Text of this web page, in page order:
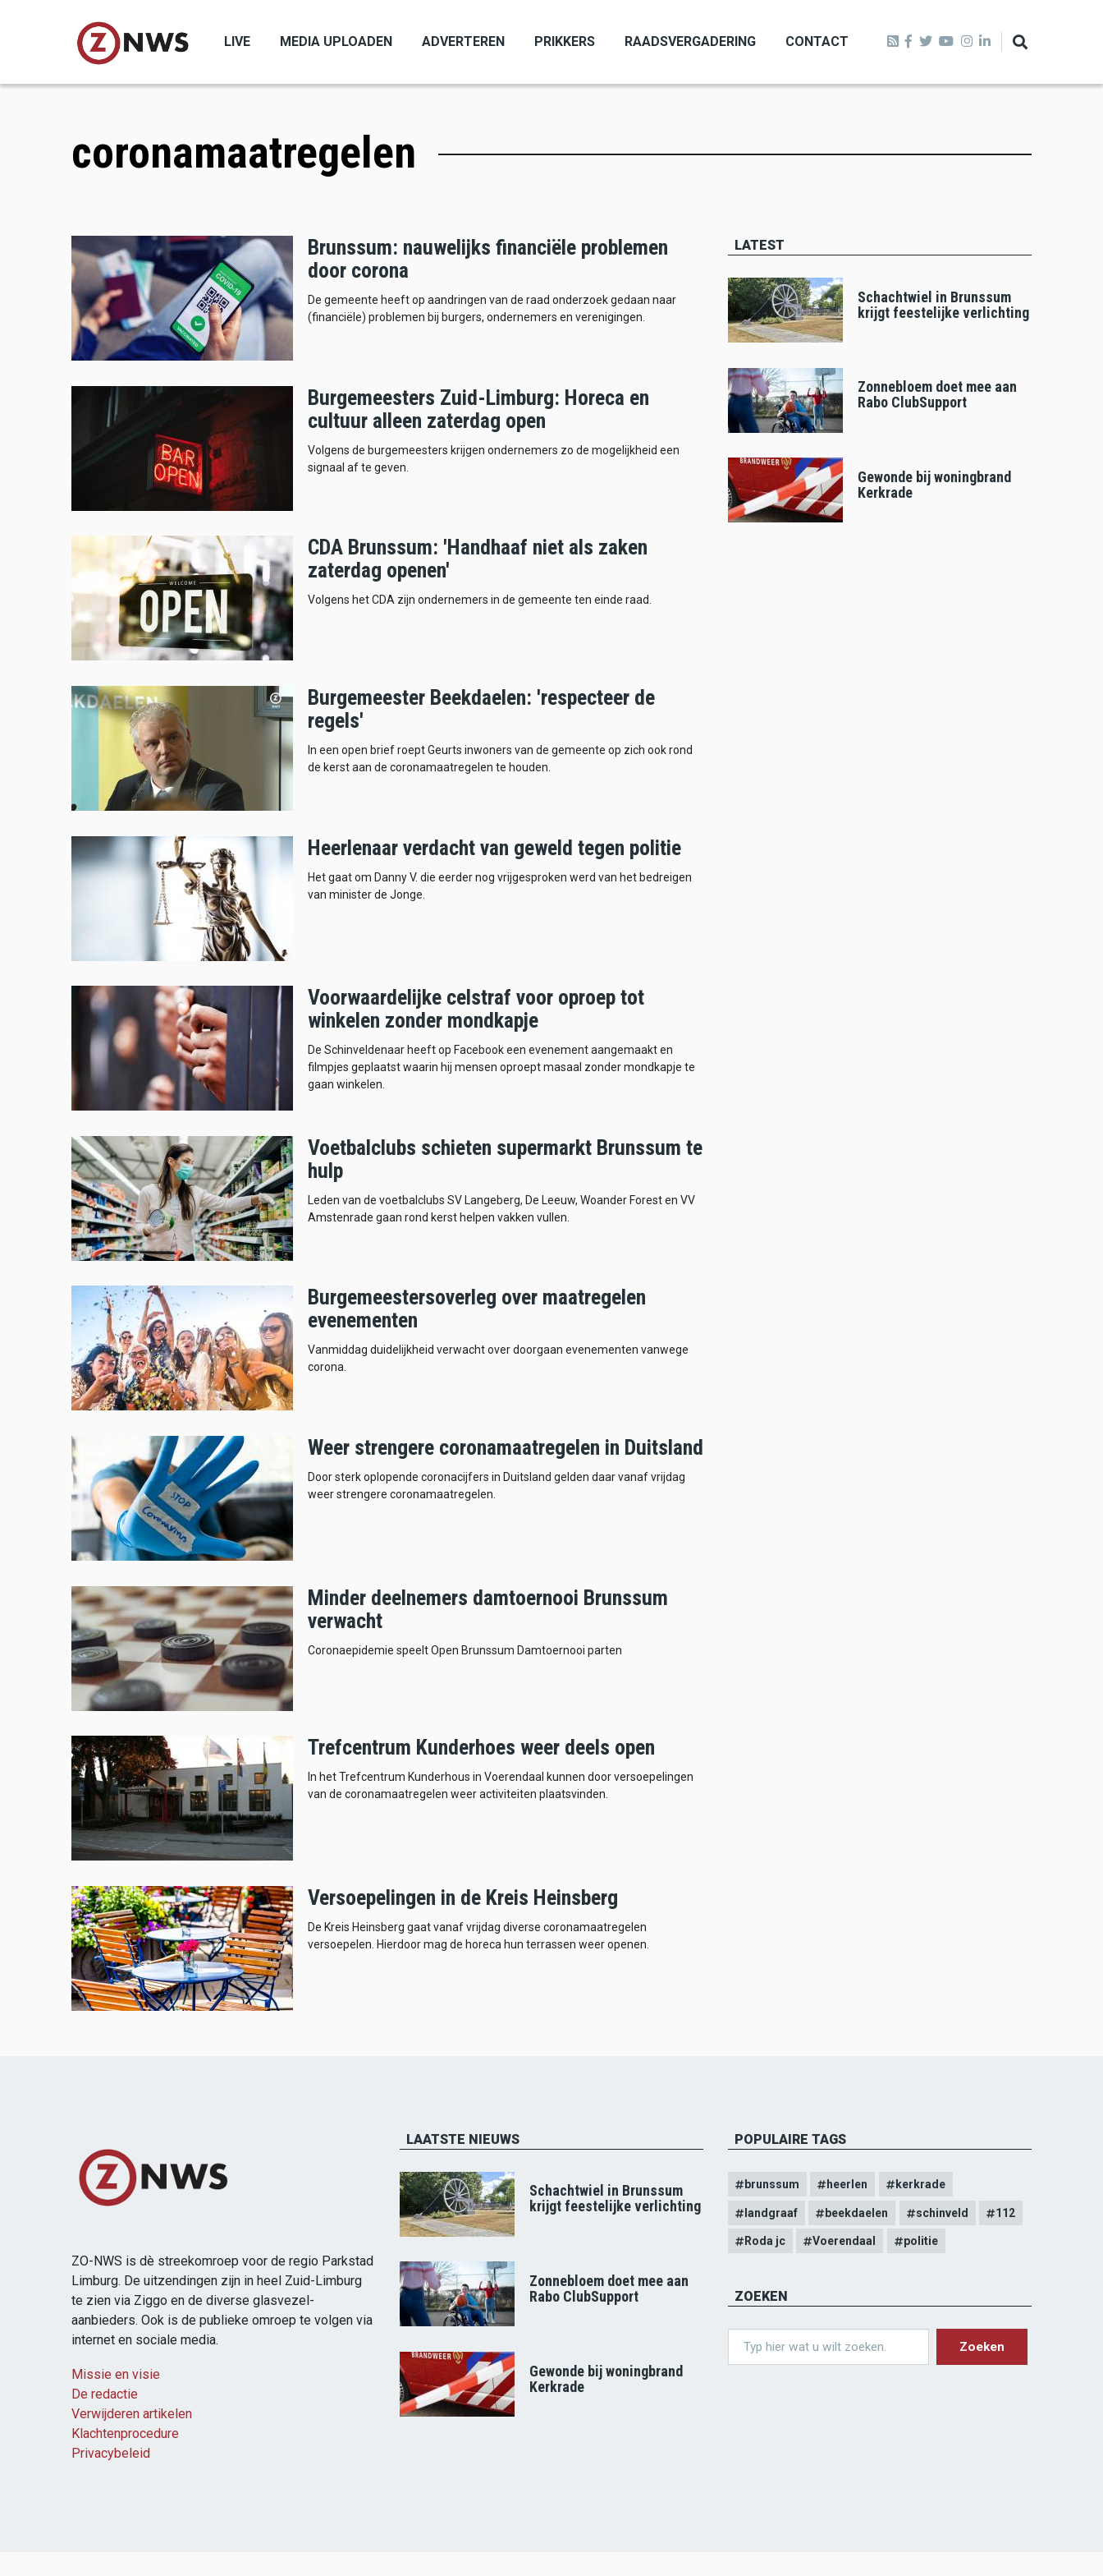
LIVE MEDIA UPLOADEN ADVERTEREN PRIKKERS RAADSVERGADERING CONTACT
coronamaatregelen
Brunssum: nauwelijks financiële problemen
door corona
De gemeente heeft op aandringen van de raad onderzoek gedaan naar
(financiële) problemen bij burgers, ondernemers en verenigingen.
Burgemeesters Zuid-Limburg: Horeca en
cultuur alleen zaterdag open
Volgens de burgemeesters krijgen ondernemers zo de mogelijkheid een
signaal af te geven.
CDA Brunssum: 'Handhaaf niet als zaken
zaterdag openen'
Volgens het CDA zijn ondernemers in de gemeente ten einde raad.
Burgemeester Beekdaelen: 'respecteer de
regels'
In een open brief roept Geurts inwoners van de gemeente op zich ook rond
de kerst aan de coronamaatregelen te houden.
Heerlenaar verdacht van geweld tegen politie
Het gaat om Danny V. die eerder nog vrijgesproken werd van het bedreigen
van minister de Jonge.
Voorwaardelijke celstraf voor oproep tot
winkelen zonder mondkapje
De Schinveldenaar heeft op Facebook een evenement aangemaakt en
filmpjes geplaatst waarin hij mensen oproept masaal zonder mondkapje te
gaan winkelen.
Voetbalclubs schieten supermarkt Brunssum te
hulp
Leden van de voetbalclubs SV Langeberg, De Leeuw, Woander Forest en VV
Amstenrade gaan rond kerst helpen vakken vullen.
Burgemeestersoverleg over maatregelen
evenementen
Vanmiddag duidelijkheid verwacht over doorgaan evenementen vanwege
corona.
Weer strengere coronamaatregelen in Duitsland
Door sterk oplopende coronacijfers in Duitsland gelden daar vanaf vrijdag
weer strengere coronamaatregelen.
Minder deelnemers damtoernooi Brunssum
verwacht
Coronaepidemie speelt Open Brunssum Damtoernooi parten
Trefcentrum Kunderhoes weer deels open
In het Trefcentrum Kunderhous in Voerendaal kunnen door versoepelingen
van de coronamaatregelen weer activiteiten plaatsvinden.
Versoepelingen in de Kreis Heinsberg
De Kreis Heinsberg gaat vanaf vrijdag diverse coronamaatregelen
versoepelen. Hierdoor mag de horeca hun terrassen weer openen.
LATEST
Schachtwiel in Brunssum
krijgt feestelijke verlichting
Zonnebloem doet mee aan
Rabo ClubSupport
Gewonde bij woningbrand
Kerkrade
ZO-NWS is dè streekomroep voor de regio Parkstad
Limburg. De uitzendingen zijn in heel Zuid-Limburg
te zien via Ziggo en de diverse glasvezel-
aanbieders. Ook is de publieke omroep te volgen via
internet en sociale media.
Missie en visie
De redactie
Verwijderen artikelen
Klachtenprocedure
Privacybeleid
LAATSTE NIEUWS
Schachtwiel in Brunssum
krijgt feestelijke verlichting
Zonnebloem doet mee aan
Rabo ClubSupport
Gewonde bij woningbrand
Kerkrade
POPULAIRE TAGS
brunssum heerlen kerkrade
landgraaf beekdaelen schinveld 112
Roda jc Voerendaal politie
ZOEKEN